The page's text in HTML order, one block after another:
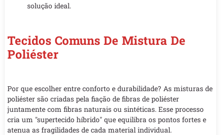
solução ideal.
Tecidos Comuns De Mistura De
Poliéster
Por que escolher entre conforto e durabilidade? As misturas de
poliéster são criadas pela fiação de fibras de poliéster
juntamente com fibras naturais ou sintéticas. Esse processo
cria um "supertecido híbrido" que equilibra os pontos fortes e
atenua as fragilidades de cada material individual.